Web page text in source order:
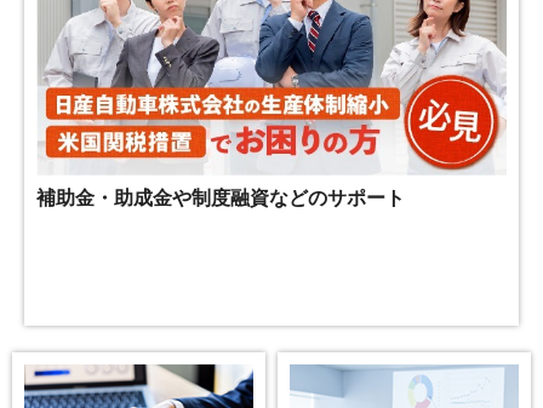
補助金・助成金や制度融資などのサポート